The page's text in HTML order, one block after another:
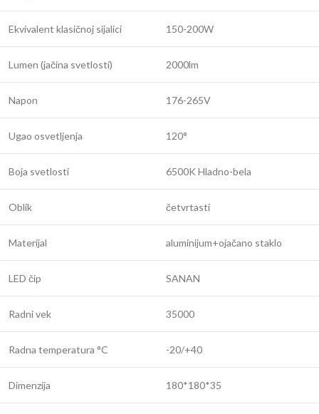
Ekvivalent klasičnoj sijalici 150-200W
Lumen (jačina svetlosti) 2000lm
Napon 176-265V
Ugao osvetljenja 120°
Boja svetlosti 6500K Hladno-bela
Oblik četvrtasti
Materijal aluminijum+ojačano staklo
LED čip SANAN
Radni vek 35000
Radna temperatura °C -20/+40
Dimenzija 180*180*35